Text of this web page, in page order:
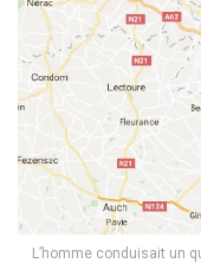
L’homme conduisait un